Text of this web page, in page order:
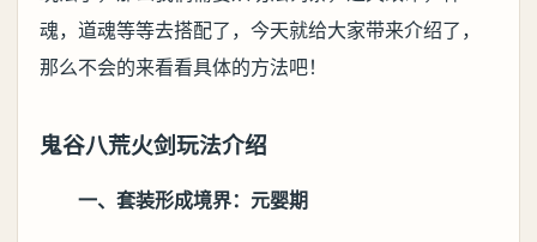
魂，道魂等等去搭配了，今天就给大家带来介绍了，
那么不会的来看看具体的方法吧！
鬼谷八荒火剑玩法介绍
一、套装形成境界：元婴期